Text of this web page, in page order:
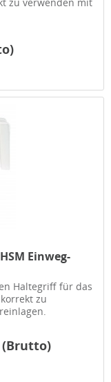
Einweg-
Haltegriff für das
zu
(Brutto)